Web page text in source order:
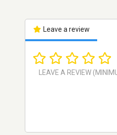
Leave a review